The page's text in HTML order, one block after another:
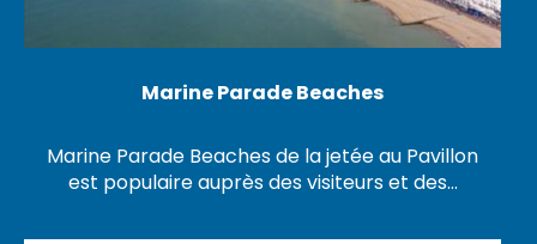
Marine Parade Beaches
Marine Parade Beaches de la jetée au Pavillon
est populaire auprès des visiteurs et des…